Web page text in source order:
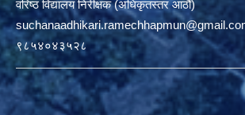
वरिष्ठ विद्यालय निरीक्षक (अधिकृतस्तर आठौं)
९८५४०४३५२८